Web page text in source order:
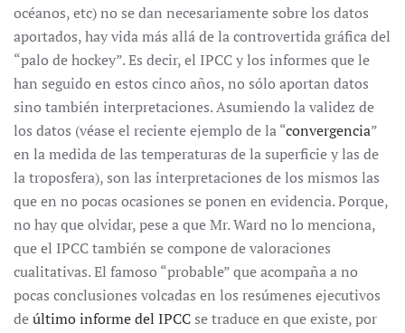
océanos, etc) no se dan necesariamente sobre los datos
aportados, hay vida más allá de la controvertida gráfica del
“palo de hockey”. Es decir, el IPCC y los informes que le
han seguido en estos cinco años, no sólo aportan datos
sino también interpretaciones. Asumiendo la validez de
los datos (véase el reciente ejemplo de la “convergencia”
en la medida de las temperaturas de la superficie y las de
la troposfera), son las interpretaciones de los mismos las
que en no pocas ocasiones se ponen en evidencia. Porque,
no hay que olvidar, pese a que Mr. Ward no lo menciona,
que el IPCC también se compone de valoraciones
cualitativas. El famoso “probable” que acompaña a no
pocas conclusiones volcadas en los resúmenes ejecutivos
deúltimo informe del IPCC se traduce en que existe, por